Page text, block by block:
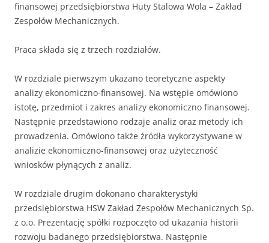
finansowej przedsiębiorstwa Huty Stalowa Wola – Zakład
Zespołów Mechanicznych.
Praca składa się z trzech rozdziałów.
W rozdziale pierwszym ukazano teoretyczne aspekty
analizy ekonomiczno-finansowej. Na wstępie omówiono
istotę, przedmiot i zakres analizy ekonomiczno finansowej.
Następnie przedstawiono rodzaje analiz oraz metody ich
prowadzenia. Omówiono także źródła wykorzystywane w
analizie ekonomiczno-finansowej oraz użyteczność
wniosków płynących z analiz.
W rozdziale drugim dokonano charakterystyki
przedsiębiorstwa HSW Zakład Zespołów Mechanicznych Sp.
z o.o. Prezentację spółki rozpoczęto od ukazania historii
rozwoju badanego przedsiębiorstwa. Następnie